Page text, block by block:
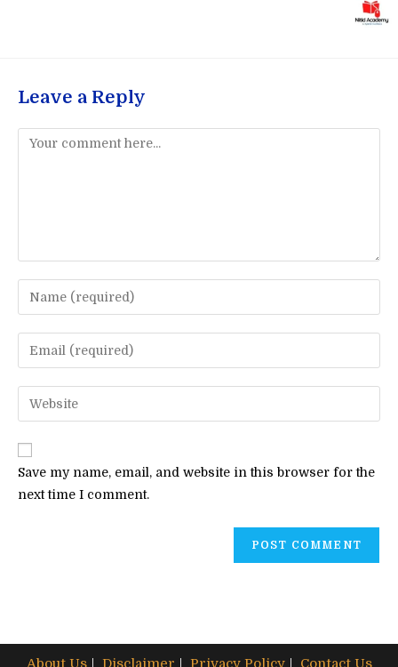
Leave a Reply
Comment
Enter
your
name
or
comment
Enter
your
email
address
comment
Enter
your
website
Save my name, email, and website in this browser for the
next time I comment.
About Us Disclaimer Privacy Policy Contact Us